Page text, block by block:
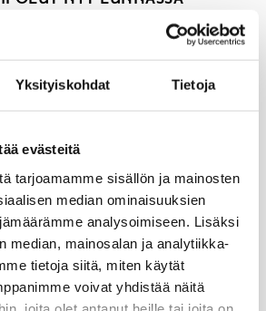
Yksityiskohdat Tietoja
evästeitä
tarjoamamme sisällön ja mainosten
median ominaisuuksien
analysoimiseen. Lisäksi
median, mainosalan ja analytiikka-
tietoja siitä, miten käytät
voivat yhdistää näitä